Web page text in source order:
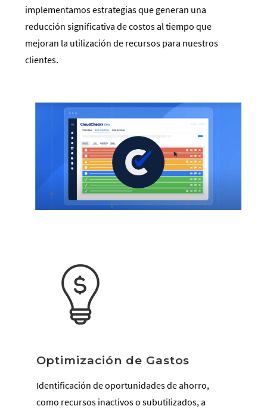
implementamos estrategias que generan una
reducción significativa de costos al tiempo que
mejoran la utilización de recursos para nuestros
clientes.
Optimización de Gastos
Identificación de oportunidades de ahorro,
como recursos inactivos o subutilizados, a